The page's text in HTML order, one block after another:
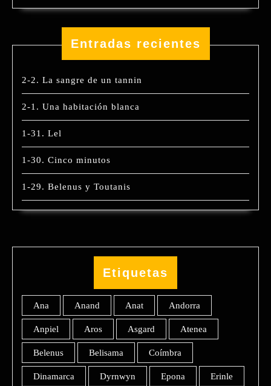
Entradas recientes
2-2. La sangre de un tannin
2-1. Una habitación blanca
1-31. Lel
1-30. Cinco minutos
1-29. Belenus y Toutanis
Etiquetas
Ana Anand Anat Andorra
Anpiel Aros Asgard Atenea
Belenus Belisama Coímbra
Dinamarca Dyrnwyn Epona Erinle